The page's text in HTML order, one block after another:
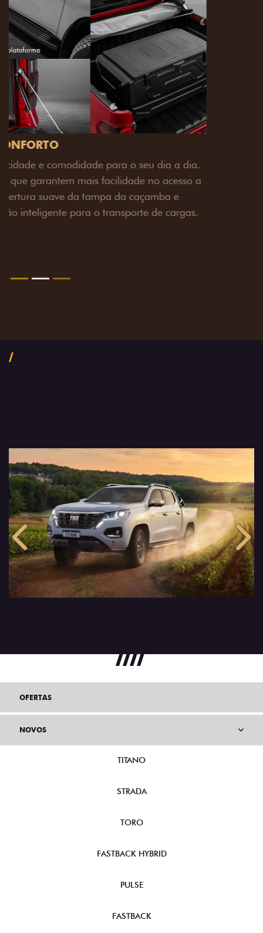
PACK OFF-ROAD
Prepare sua picape para qualquer desafio. O Pack
off-road combina engate de reboque para até 3,5
toneladas, alargadores de para-lamas e overbumper,
oferecendo mais capacidade de reboque, proteção
Anterior
OFERTAS
NOVOS
TITANO
STRADA
TORO
FASTBACK HYBRID
PULSE
FASTBACK